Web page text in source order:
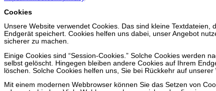
Cookies
Unsere Website verwendet Cookies. Das sind kleine Textdateien,
Endgerät speichert. Cookies helfen uns dabei, unser Angebot
sicherer zu machen.
Einige Cookies sind “Session-Cookies.” Solche Cookies werden
selbst gelöscht. Hingegen bleiben andere Cookies auf Ihrem
löschen. Solche Cookies helfen uns, Sie bei Rückkehr auf unserer
Mit einem modernen Webbrowser können Sie das Setzen von